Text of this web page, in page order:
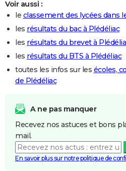
Voir aussi :
le classement des lycées dans
les résultats du bac à Plédéliac
les résultats du brevet à
les résultats du BTS à Plédéliac
toutes les infos sur les écoles,
de Plédéliac
A ne pas manquer
Recevez nos astuces et bons
mail.
En savoir plus sur notre politique de